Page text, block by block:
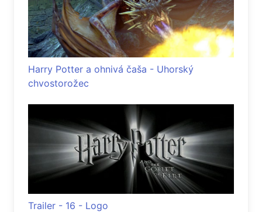
Harry Potter a ohnivá čaša - Uhorský
chvostorožec
Trailer - 16 - Logo